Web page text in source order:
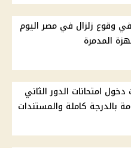
وقوع زلزال في مصر اليوم
المدمرة
امتحانات الدور الثاني
العامة بالدرجة كاملة والمستندات